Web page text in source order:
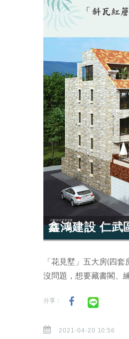
鑫鴻建設 仁武
「花見墅」五大房(四
沒問題，想要藏書閣、
分享：
2021-04-20 10:56